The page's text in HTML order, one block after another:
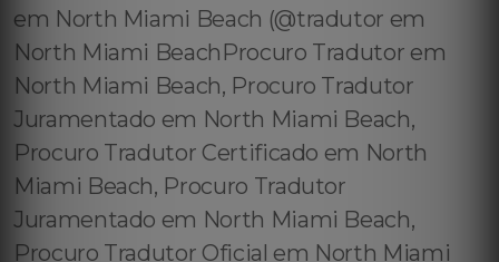
em North Miami Beach (@tradutor em
North Miami BeachProcuro Tradutor em
North Miami Beach, Procuro Tradutor
Juramentado em North Miami Beach,
Procuro Tradutor Certificado em North
Miami Beach, Procuro Tradutor
Juramentado em North Miami Beach,
Procuro Tradutor Oficial em North Miami